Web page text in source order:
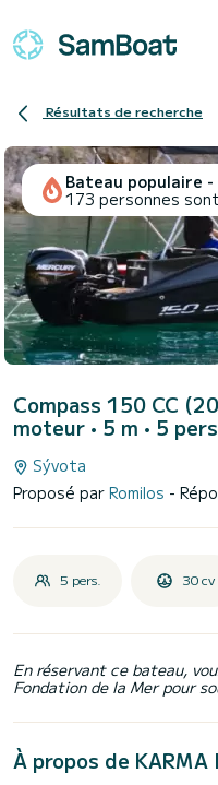
Résultats de recherche
Bateau populaire
173 personnes
Compass 150 CC
moteur • 5 m • 5 pers
Sývota
Proposé par Romilos -
5 pers. 30 cv
En réservant ce bateau,
Fondation de la Mer pour
À propos de KARMA